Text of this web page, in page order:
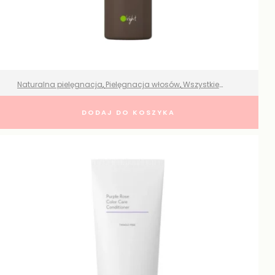
Naturalna pielęgnacja, Pielęgnacja włosów,Wszystkie
produkty
DODAJ DO KOSZYKA